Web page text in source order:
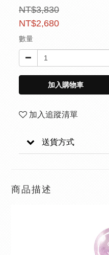
NT$3,830
NT$2,680
數量
加入購物車
加入追蹤清單
送貨方式
商品描述